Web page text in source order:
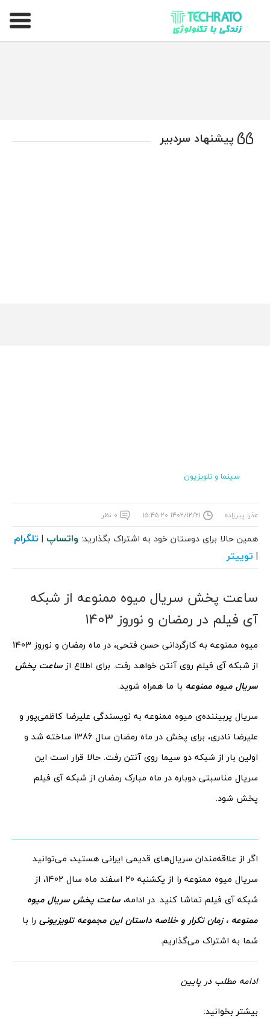
تکراتو – زندگی با تکنولوژی
پیشنهاد سردبیر
سینما و تلویزیون
عذرا پیرزاده ۱۴۰۲/۱۲/۲۱ ۱۵:۴۵:۲۰ ۰ نظر
همین حالا برای دوستان خود به اشتراک بگذارید: واتساپ | تلگرام
| توییتر
ساعت پخش سریال میوه ممنوعه از شبکه
آی فیلم در رمضان و نوروز 1403
میوه ممنوعه به کارگردانی حسن فتحی، در ماه رمضان و نوروز 1403
از شبکه آی فیلم روی آنتن خواهد رفت. برای اطلاع از ساعت پخش
سریال میوه ممنوعه با ما همراه شوید.
سریال پربیننده‌ی میوه ممنوعه به نویسندگی علیرضا کاظمی‌پور و
علیرضا نادری، برای پخش در ماه رمضان سال 1386 ساخته شد و
اولین بار از شبکه دو سیما روی آنتن رفت. حالا قرار است این
سریال مناسبتی دوباره در ماه مبارک رمضان از شبکه آی فیلم
پخش شود.
اگر از علاقه‌مندان سریال‌های قدیمی ایرانی هستید، می‌توانید
سریال میوه ممنوعه را از یکشنبه 20 اسفند ماه سال 1402، از
شبکه آی فیلم تماشا کنید. در ادامه، ساعت پخش سریال میوه
ممنوعه ، زمان تکرار و خلاصه داستان این مجموعه تلویزیونی را با
شما به اشتراک می‌گذاریم.
ادامه مطلب در پایین
بیشتر بخوانید: